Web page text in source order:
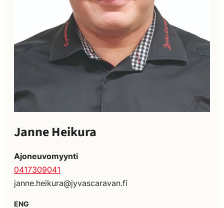
Janne Heikura
Ajoneuvomyynti
0417309041
janne.heikura@jyvascaravan.fi
ENG